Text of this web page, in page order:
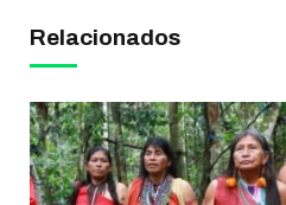
Relacionados